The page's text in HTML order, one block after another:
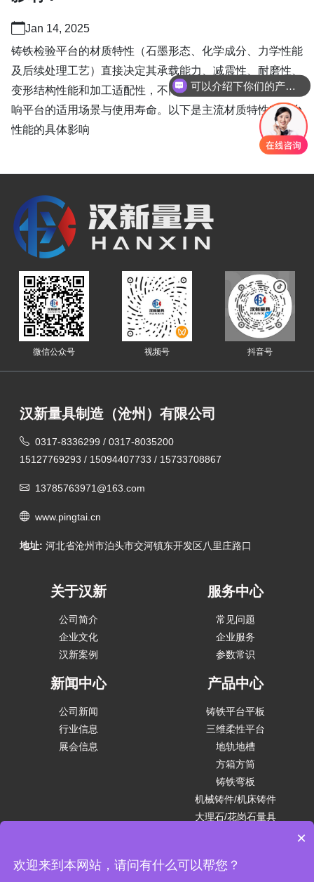
Jan 14, 2025
铸铁检验平台的材质特性（石墨形态、化学成分、力学性能
及后续处理工艺）直接决定其承载能力、减震性、耐磨性、
变形结构性能和加工适配性，不同材质的特性差异会显著影
响平台的适用场景与使用寿命。以下是主流材质特性对平台
性能的具体影响
微信公众号 视频号 抖音号
汉新量具制造（沧州）有限公司
0317-8336299 / 0317-8035200
15127769293 / 15094407733 / 15733708867
13785763971@163.com
www.pingtai.cn
地址: 河北省沧州市泊头市交河镇东开发区八里庄路口
关于汉新
公司简介
企业文化
汉新案例
服务中心
常见问题
企业服务
参数常识
新闻中心
公司新闻
行业信息
展会信息
产品中心
铸铁平台平板
三维柔性平台
地轨地槽
方箱方筒
铸铁弯板
机械铸件/机床铸件
大理石/花岗石量具
可以介绍下你们的产品么
×
欢迎来到本网站，请问有什么可以帮您？